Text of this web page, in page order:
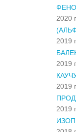
2020
2019
2019
2019
2019